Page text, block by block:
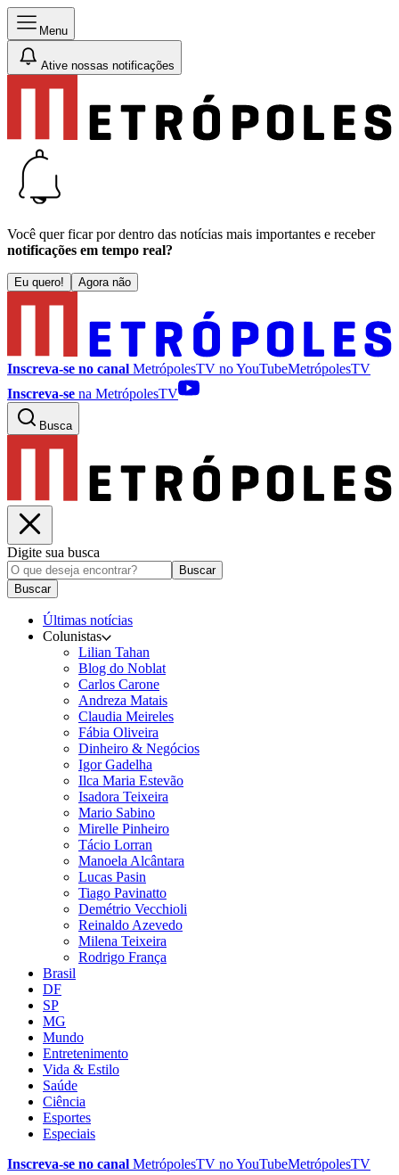
Menu
Ative nossas notificações
Você quer ficar por dentro das notícias mais importantes e receber
notificações em tempo real?
Eu quero! Agora não
Inscreva-se no canal MetrópolesTV noYouTubeMetrópolesTV
Inscreva-se na MetrópolesTV
Busca
Digite sua busca
Buscar
Buscar
Últimas notícias
Colunistas
Lilian Tahan
Blog do Noblat
Carlos Carone
Andreza Matais
Claudia Meireles
Fábia Oliveira
Dinheiro & Negócios
Igor Gadelha
Ilca Maria Estevão
Isadora Teixeira
Mario Sabino
Mirelle Pinheiro
Tácio Lorran
Manoela Alcântara
Lucas Pasin
Tiago Pavinatto
Demétrio Vecchioli
Reinaldo Azevedo
Milena Teixeira
Rodrigo França
Brasil
DF
SP
MG
Mundo
Entretenimento
Vida & Estilo
Saúde
Ciência
Esportes
Especiais
Inscreva-se no canal MetrópolesTV noYouTubeMetrópolesTV